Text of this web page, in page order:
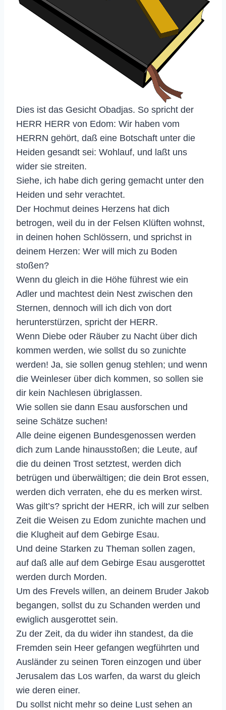
Dies ist das Gesicht Obadjas. So spricht der
HERR HERR von Edom: Wir haben vom
HERRN gehört, daß eine Botschaft unter die
Heiden gesandt sei: Wohlauf, und laßt uns
wider sie streiten.
Siehe, ich habe dich gering gemacht unter den
Heiden und sehr verachtet.
Der Hochmut deines Herzens hat dich
betrogen, weil du in der Felsen Klüften wohnst,
in deinen hohen Schlössern, und sprichst in
deinem Herzen: Wer will mich zu Boden
stoßen?
Wenn du gleich in die Höhe führest wie ein
Adler und machtest dein Nest zwischen den
Sternen, dennoch will ich dich von dort
herunterstürzen, spricht der HERR.
Wenn Diebe oder Räuber zu Nacht über dich
kommen werden, wie sollst du so zunichte
werden! Ja, sie sollen genug stehlen; und wenn
die Weinleser über dich kommen, so sollen sie
dir kein Nachlesen übriglassen.
Wie sollen sie dann Esau ausforschen und
seine Schätze suchen!
Alle deine eigenen Bundesgenossen werden
dich zum Lande hinausstoßen; die Leute, auf
die du deinen Trost setztest, werden dich
betrügen und überwältigen; die dein Brot essen,
werden dich verraten, ehe du es merken wirst.
Was gilt’s? spricht der HERR, ich will zur selben
Zeit die Weisen zu Edom zunichte machen und
die Klugheit auf dem Gebirge Esau.
Und deine Starken zu Theman sollen zagen,
auf daß alle auf dem Gebirge Esau ausgerottet
werden durch Morden.
Um des Frevels willen, an deinem Bruder Jakob
begangen, sollst du zu Schanden werden und
ewiglich ausgerottet sein.
Zu der Zeit, da du wider ihn standest, da die
Fremden sein Heer gefangen wegführten und
Ausländer zu seinen Toren einzogen und über
Jerusalem das Los warfen, da warst du gleich
wie deren einer.
Du sollst nicht mehr so deine Lust sehen an